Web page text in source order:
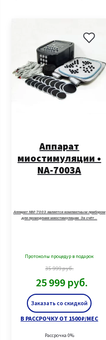
Заказать со скидкой
Аппарат
миостимуляции •
NA-7003A
Аппарат NM-7003 является компактным прибором
для проведения миостимуляции. За счёт…
Протоколы процедур в подарок
35 999руб.
25 999 руб.
В РАССРОЧКУ ОТ 1500 ₽/МЕС
Рассрочка 0%